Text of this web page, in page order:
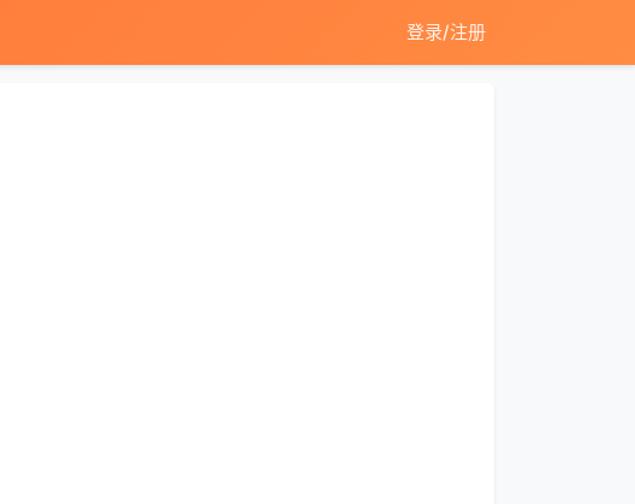
登录/注册